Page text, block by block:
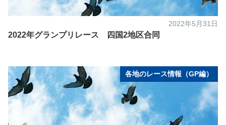
2022年5月31日
2022年グランプリレース 四国2地区合同
各地のレース情報（GP編）